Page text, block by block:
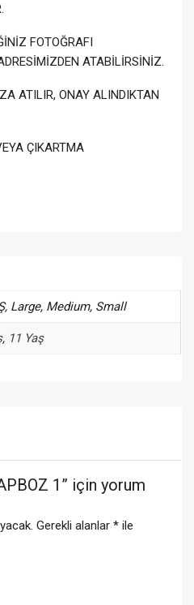
FOTOĞRAFI
ATABİLİRSİNİZ.
ATILIR, ONAY ALINDIKTAN
ÇIKARTMA
Large, Medium, Small
, 11 Yaş
1” için yorum
Gerekli alanlar * ile